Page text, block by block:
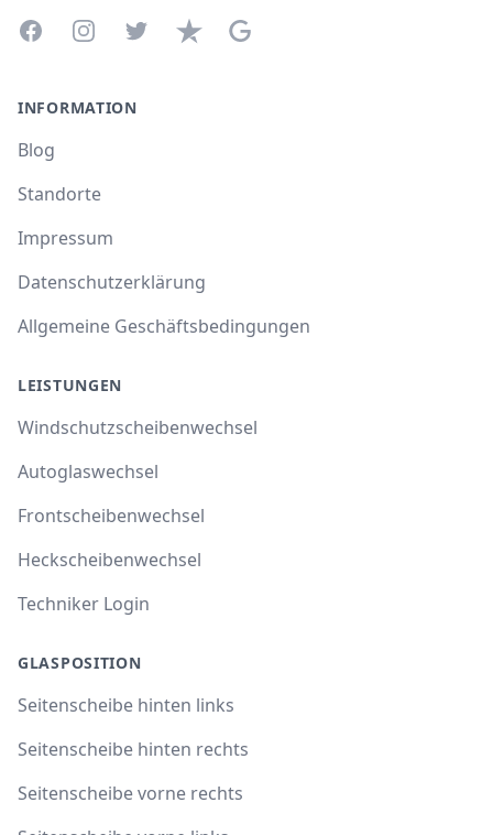
FacebookInstagramTwitterTrustpilotGoogle Business Profile
INFORMATION
Blog
Standorte
Impressum
Datenschutzerklärung
Allgemeine Geschäftsbedingungen
LEISTUNGEN
Windschutzscheibenwechsel
Autoglaswechsel
Frontscheibenwechsel
Heckscheibenwechsel
Techniker Login
GLASPOSITION
Seitenscheibe hinten links
Seitenscheibe hinten rechts
Seitenscheibe vorne rechts